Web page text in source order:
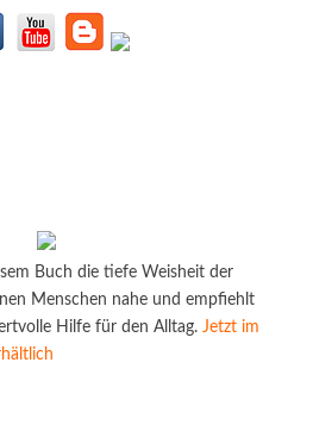
Buch die tiefe Weisheit der
Menschen nahe und empfiehlt
Hilfe für den Alltag. Jetzt im